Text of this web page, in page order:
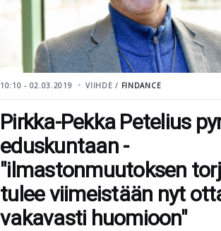
10:10 - 02.03.2019 VIIHDE / FINDANCE
Pirkka-Pekka Petelius
eduskuntaan -
"ilmastonmuutoksen
tulee viimeistään nyt
vakavasti huomioon"